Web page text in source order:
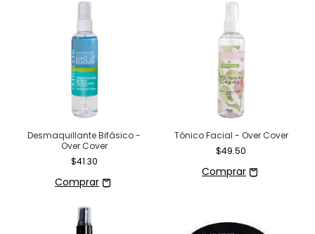
Desmaquillante Bifásico -
Over Cover
$41.30
Tónico Facial - Over Cover
$49.50